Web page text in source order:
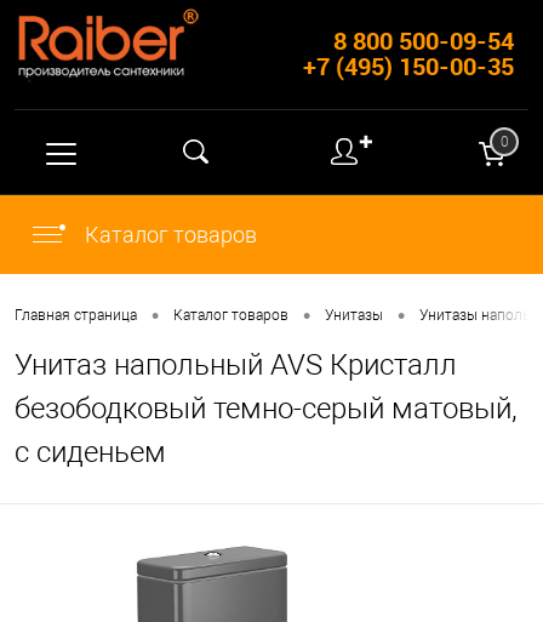
8 800 500-09-54
+7 (495) 150-00-35
✚ 0
Каталог товаров
Главная страница • Каталог товаров • Унитазы • Унитазы
Унитаз напольный AVS Кристалл
безободковый темно-серый матовый,
с сиденьем